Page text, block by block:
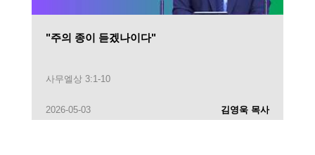
"주의 종이 듣겠나이다"
사무엘상 3:1-10
2026-05-03 김영욱 목사